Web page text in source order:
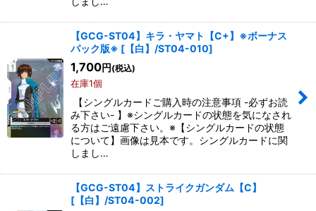
【GCG-ST04】キラ・ヤマト【C+】※ボーナス
パック版※ [ 【白】/ST04-010]
1,700円 (税込)
在庫1個
【シングルカードご購入時の注意事項 -必ずお読
み下さい- 】※シングルカードの状態を気になされ
る方はご遠慮下さい。※【シングルカードの状態
について】画像は見本です。シングルカードに関
しまし…
【GCG-ST04】ストライクガンダム【C】
[ 【白】/ST04-002]